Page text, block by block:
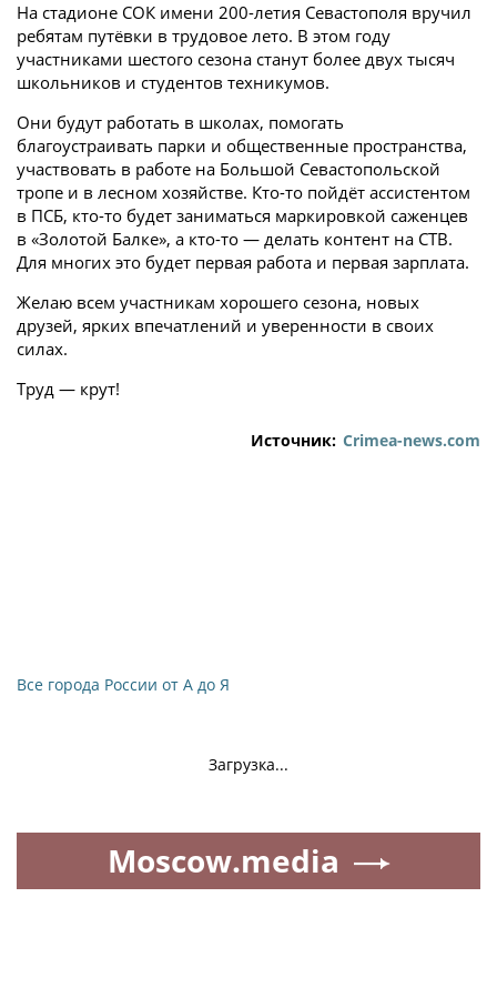
На стадионе СОК имени 200-летия Севастополя вручил
ребятам путёвки в трудовое лето. В этом году
участниками шестого сезона станут более двух тысяч
школьников и студентов техникумов.
Они будут работать в школах, помогать
благоустраивать парки и общественные пространства,
участвовать в работе на Большой Севастопольской
тропе и в лесном хозяйстве. Кто-то пойдёт ассистентом
в ПСБ, кто-то будет заниматься маркировкой саженцев
в «Золотой Балке», а кто-то — делать контент на СТВ.
Для многих это будет первая работа и первая зарплата.
Желаю всем участникам хорошего сезона, новых
друзей, ярких впечатлений и уверенности в своих
силах.
Труд — крут!
Источник: Crimea-news.com
Все города России от А до Я
Загрузка...
Moscow.media